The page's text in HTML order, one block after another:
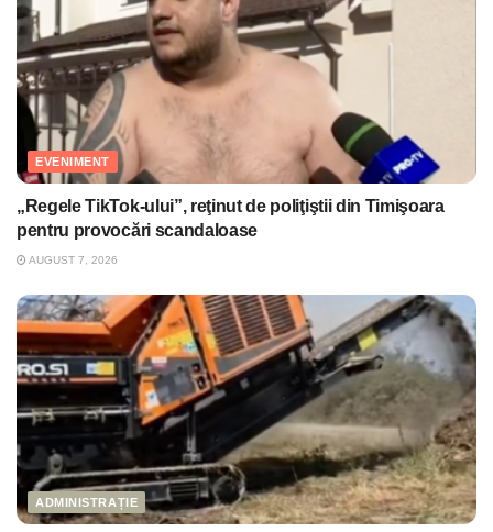
EVENIMENT
„Regele TikTok-ului”, reţinut de poliţiştii din Timişoara
pentru provocări scandaloase
AUGUST 7, 2026
ADMINISTRAȚIE